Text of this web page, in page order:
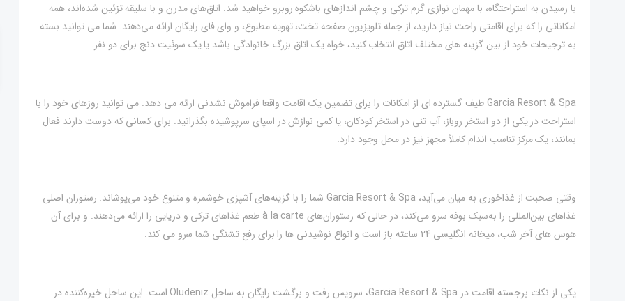
با رسیدن به استراحتگاه، با مهمان نوازی گرم ترکی و چشم اندازهای باشکوه روبرو خواهید شد. اتاق‌های مدرن و با سلیقه تزئین شده‌اند، همه
امکاناتی را که برای اقامتی راحت نیاز دارید، از جمله تلویزیون صفحه تخت، تهویه مطبوع، و وای فای رایگان ارائه می‌دهند. شما می توانید بسته
به ترجیحات خود از بین گزینه های مختلف اتاق انتخاب کنید، خواه یک اتاق بزرگ خانوادگی باشد یا یک سوئیت دنج برای دو نفر.
Garcia Resort & Spa طیف گسترده ای از امکانات را برای تضمین یک اقامت واقعا فراموش نشدنی ارائه می دهد. می توانید روزهای خود را با
استراحت در یکی از دو استخر روباز، آب تنی در استخر کودکان، یا کمی نوازش در اسپای سرپوشیده بگذرانید. برای کسانی که دوست دارند فعال
بمانند، یک مرکز تناسب اندام کاملاً مجهز نیز در محل وجود دارد.
وقتی صحبت از غذاخوری به میان می‌آید، Garcia Resort & Spa شما را با گزینه‌های آشپزی خوشمزه و متنوع خود می‌پوشاند. رستوران اصلی
غذاهای بین‌المللی را به‌سبک بوفه سرو می‌کند، در حالی که رستوران‌های à la carte طعم غذاهای ترکی و دریایی را ارائه می‌دهند. و برای آن
هوس های آخر شب، میخانه انگلیسی 24 ساعته باز است و انواع نوشیدنی ها را برای رفع تشنگی شما سرو می کند.
یکی از نکات برجسته اقامت در Garcia Resort & Spa، سرویس رفت و برگشت رایگان به ساحل Oludeniz است. این ساحل خیره‌کننده در